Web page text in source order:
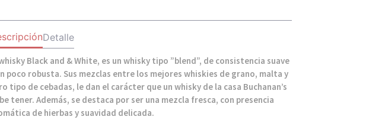
Detalle
Black and & White, es un whisky tipo ”blend”, de consistencia suave
poco robusta. Sus mezclas entre los mejores whiskies de grano, malta y
tipo de cebadas, le dan el carácter que un whisky de la casa Buchanan’s
tener. Además, se destaca por ser una mezcla fresca, con presencia
de hierbas y suavidad delicada.